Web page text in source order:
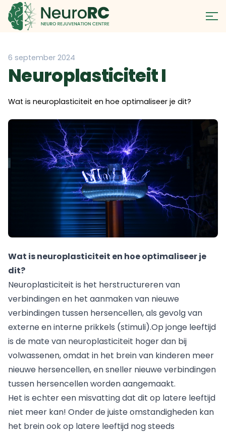
6 september 2024
Neuroplasticiteit I
Wat is neuroplasticiteit en hoe optimaliseer je dit?
Wat is neuroplasticiteit en hoe optimaliseer je
dit?
Neuroplasticiteit is het herstructureren van
verbindingen en het aanmaken van nieuwe
verbindingen tussen hersencellen, als gevolg van
externe en interne prikkels (stimuli).Op jonge leeftijd
is de mate van neuroplasticiteit hoger dan bij
volwassenen, omdat in het brein van kinderen meer
nieuwe hersencellen, en sneller nieuwe verbindingen
tussen hersencellen worden aangemaakt.
Het is echter een misvatting dat dit op latere leeftijd
niet meer kan! Onder de juiste omstandigheden kan
het brein ook op latere leeftijd nog steeds